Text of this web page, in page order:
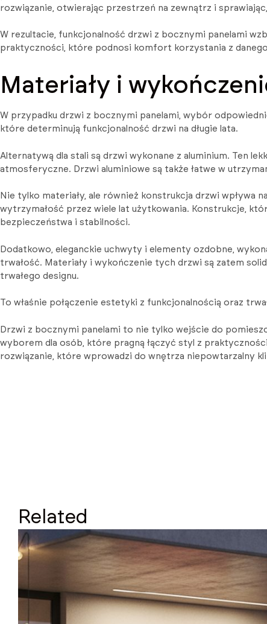
rozwiązanie, otwierając przestrzeń na zewnątrz i
W rezultacie, funkcjonalność drzwi z bocznymi panelami
praktyczności, które podnosi komfort korzystania z
Materiały i
W przypadku drzwi z bocznymi panelami, wybór
które determinują funkcjonalność drzwi na długie lata.
Alternatywą dla stali są drzwi wykonane z aluminium. Ten
atmosferyczne. Drzwi aluminiowe są także łatwe w
Nie tylko materiały, ale również konstrukcja drzwi wpływa
wytrzymałość przez wiele lat użytkowania. Konstrukcje,
bezpieczeństwa i stabilności.
Dodatkowo, eleganckie uchwyty i elementy ozdobne,
trwałość. Materiały i wykończenie tych drzwi są zatem
trwałego designu.
To właśnie połączenie estetyki z funkcjonalnością oraz
Drzwi z bocznymi panelami to nie tylko wejście do
wyborem dla osób, które pragną łączyć styl z
rozwiązanie, które wprowadzi do wnętrza niepowtarzalny
Related